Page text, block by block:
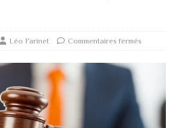
Léo Farinet Commentaires fermés